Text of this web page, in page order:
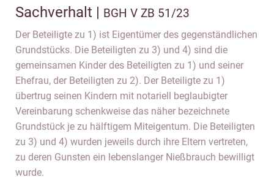
Sachverhalt | BGH V ZB 51/23
Der Beteiligte zu 1) ist Eigentümer des gegenständlichen
Grundstücks. Die Beteiligten zu 3) und 4) sind die
gemeinsamen Kinder des Beteiligten zu 1) und seiner
Ehefrau, der Beteiligten zu 2). Der Beteiligte zu 1)
übertrug seinen Kindern mit notariell beglaubigter
Vereinbarung schenkweise das näher bezeichnete
Grundstück je zu hälftigem Miteigentum. Die Beteiligten
zu 3) und 4) wurden jeweils durch ihre Eltern vertreten,
zu deren Gunsten ein lebenslanger Nießbrauch bewilligt
wurde.